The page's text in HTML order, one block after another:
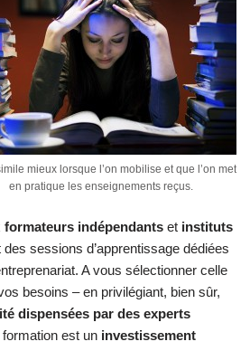
mieux lorsque l’on mobilise et que l’on met
en pratique les enseignements reçus.
formateurs indépendants et instituts
des sessions d’apprentissage dédiées
A vous sélectionner celle
besoins – en privilégiant, bien sûr,
dispensées par des experts
est un investissement